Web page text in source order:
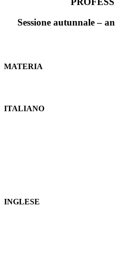
Sessione autunnale –
MATERIA
ITALIANO
INGLESE